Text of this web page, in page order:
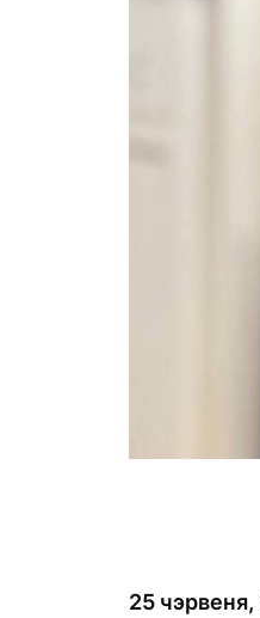
25 чэрвеня,